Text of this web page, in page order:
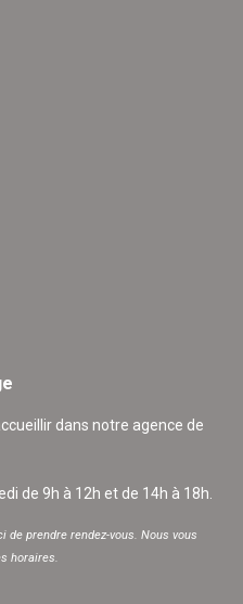
dans notre agence de
de 9h à 12h et de 14h à 18h.
prendre rendez-vous. Nous vous
horaires.